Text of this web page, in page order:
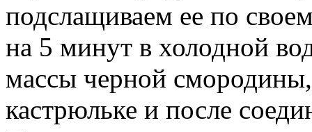
подслащиваем ее по
на 5 минут в холодной
массы черной
кастрюльке и после